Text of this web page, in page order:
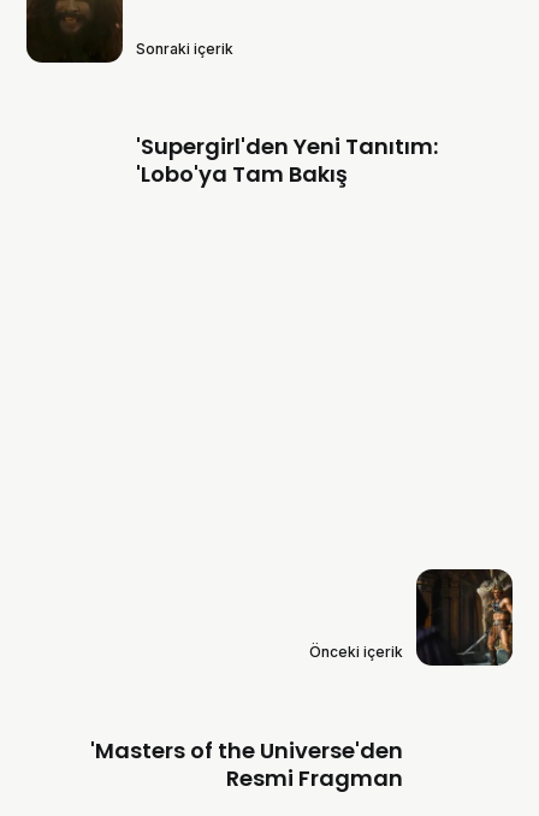
Sonraki içerik
'Supergirl'den Yeni Tanıtım:
'Lobo'ya Tam Bakış
Önceki içerik
'Masters of the Universe'den
Resmi Fragman